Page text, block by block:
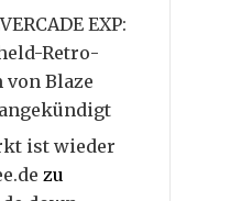
EXP:
Retro-
von Blaze
ist wieder
zu